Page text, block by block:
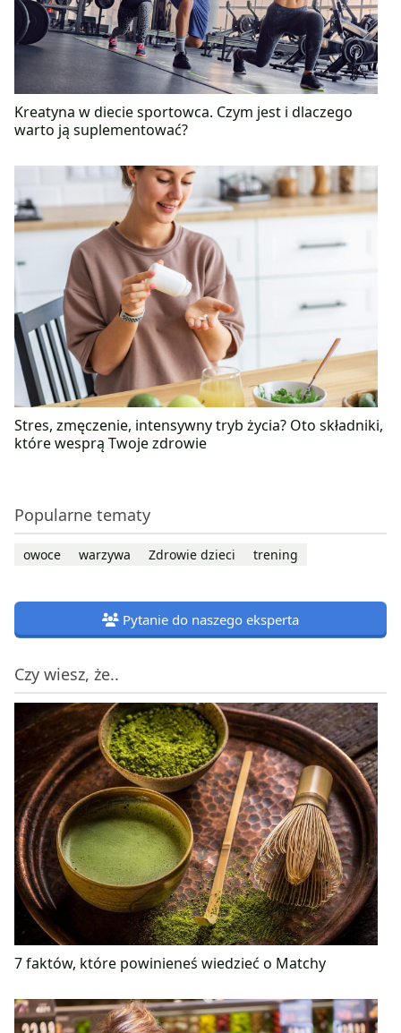
Kreatyna w diecie sportowca. Czym jest i dlaczego
warto ją suplementować?
Stres, zmęczenie, intensywny tryb życia? Oto składniki,
które wesprą Twoje zdrowie
Popularne tematy
owoce warzywa Zdrowie dzieci trening
Pytanie do naszego eksperta
Czy wiesz, że..
7 faktów, które powinieneś wiedzieć o Matchy